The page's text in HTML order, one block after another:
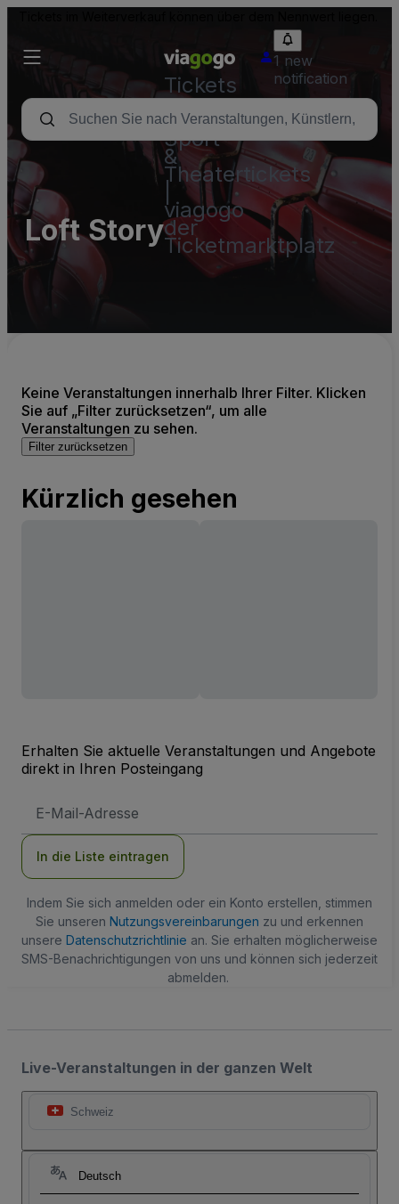
Tickets
-
Konzert-,
Sport-
&
Theatertickets
viagogo
der
Ticketmarktplatz
1 new
notification
Loft Story
Keine Veranstaltungen innerhalb Ihrer Filter. Klicken
Sie auf „Filter zurücksetzen“, um alle
Veranstaltungen zu sehen.
Filter zurücksetzen
Kürzlich gesehen
Erhalten Sie aktuelle Veranstaltungen und Angebote
direkt in Ihren Posteingang
Mail-
In die Liste eintragen
Indem Sie sich anmelden oder ein Konto erstellen, stimmen
Sie unseren Nutzungsvereinbarungen zu und erkennen
unsere Datenschutzrichtlinie an. Sie erhalten möglicherweise
SMS-Benachrichtigungen von uns und können sich jederzeit
abmelden.
Live-Veranstaltungen in der ganzen Welt
Schweiz
Deutsch